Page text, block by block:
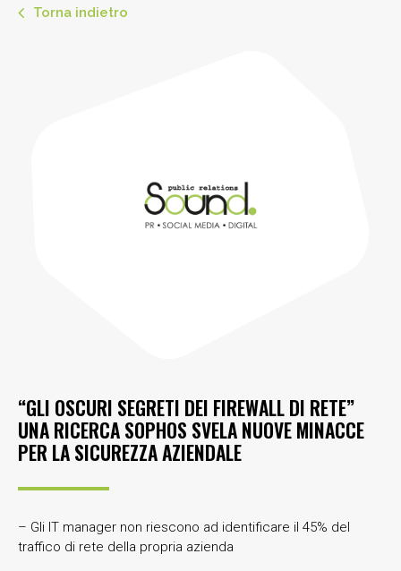
Torna indietro
“GLI OSCURI SEGRETI DEI FIREWALL DI RETE”
UNA RICERCA SOPHOS SVELA NUOVE MINACCE
PER LA SICUREZZA AZIENDALE
– Gli IT manager non riescono ad identificare il 45% del
traffico di rete della propria azienda